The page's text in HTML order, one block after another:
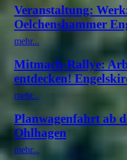
Veranstaltung:
Oelchenshammer
mehr...
Mitmach-Rallye:
entdecken!
mehr...
Planwagenfahrt ab
Ohlhagen
mehr...